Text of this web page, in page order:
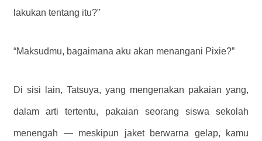
lakukan tentang itu?”
“Maksudmu, bagaimana aku akan menangani Pixie?”
Di sisi lain, Tatsuya, yang mengenakan pakaian yang,
dalam arti tertentu, pakaian seorang siswa sekolah
menengah — meskipun jaket berwarna gelap, kamu